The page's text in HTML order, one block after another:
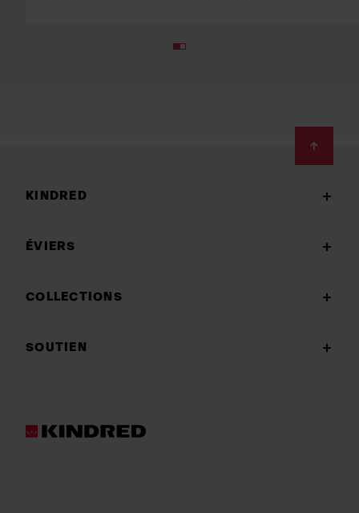
KINDRED
ÉVIERS
COLLECTIONS
SOUTIEN